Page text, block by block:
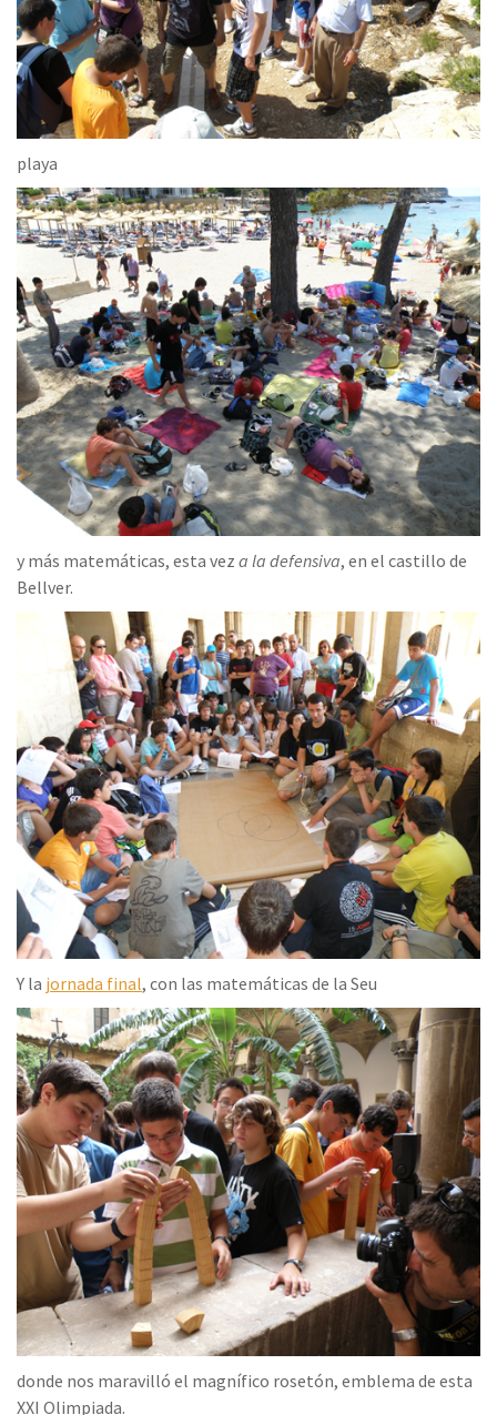
playa
y más matemáticas, esta vez a la defensiva, en el castillo de
Bellver.
Y la jornada final, con las matemáticas de la Seu
donde nos maravilló el magnífico rosetón, emblema de esta
XXI Olimpiada.